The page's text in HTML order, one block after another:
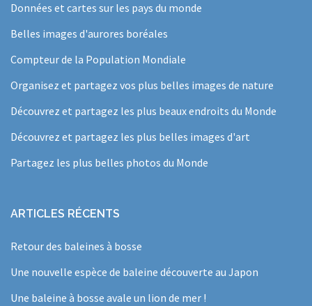
Données et cartes sur les pays du monde
Belles images d'aurores boréales
Compteur de la Population Mondiale
Organisez et partagez vos plus belles images de nature
Découvrez et partagez les plus beaux endroits du Monde
Découvrez et partagez les plus belles images d'art
Partagez les plus belles photos du Monde
ARTICLES RÉCENTS
Retour des baleines à bosse
Une nouvelle espèce de baleine découverte au Japon
Une baleine à bosse avale un lion de mer !